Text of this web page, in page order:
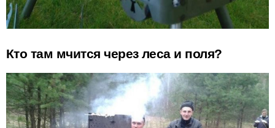
Кто там мчится через леса и поля?